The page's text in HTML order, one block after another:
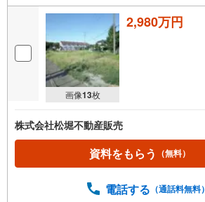
画像13枚
2,980万円
株式会社松堀不動産販売
資料をもらう （無料）
電話する （通話料無料）